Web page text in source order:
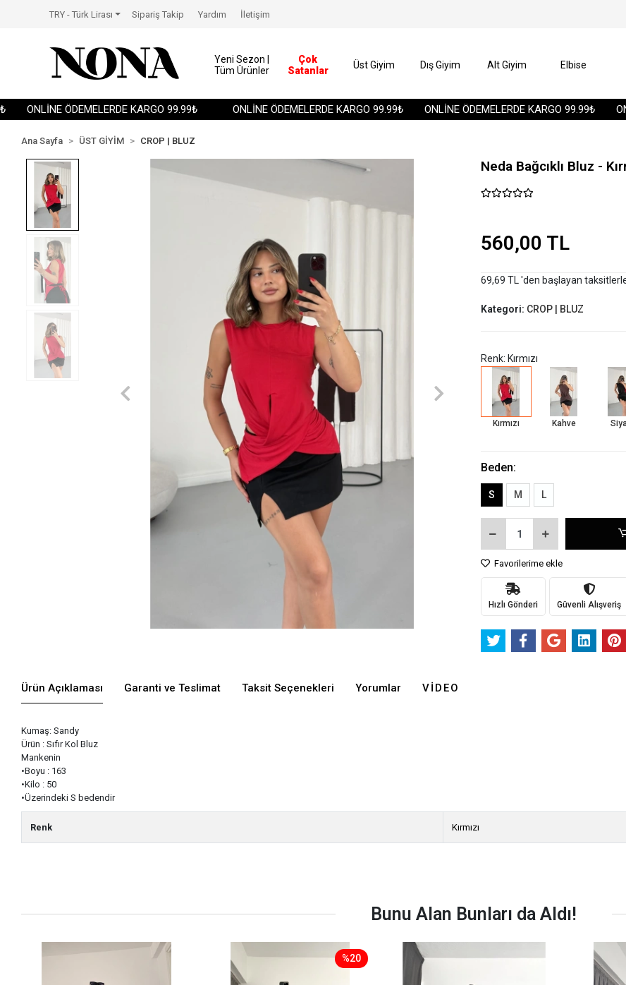
ONLİNE ÖDEMELERDE KARGO 99.99₺ ONLİNE ÖDEMELERDE KARGO 99.99₺ ONLİNE ÖDEMELERDE KARGO 99.99₺
TRY - Türk Lirası Sipariş Takip Yardım İletişim
Yeni Sezon |
Tüm Ürünler
Çok
Satanlar
Üst Giyim Dış Giyim Alt Giyim Elbise
Ana Sayfa ÜST GİYİM CROP | BLUZ
Neda Bağcıklı Bluz -
560,00 TL
69,69 TL 'den başlayan
Kategori: CROP | BLUZ
Renk: Kırmızı
Kırmızı Kahve
Beden:
S M L
Favorilerime ekle
Hızlı Gönderi Güvenli Alışveriş
Ürün Açıklaması Garanti ve Teslimat Taksit Seçenekleri Yorumlar VIDEO
Kumaş: Sandy
Ürün : Sıfır Kol Bluz
Mankenin
•Boyu : 163
•Kilo : 50
•Üzerindeki S bedendir
Renk Kırmızı
Bunu Alan Bunları da Aldı!
%20